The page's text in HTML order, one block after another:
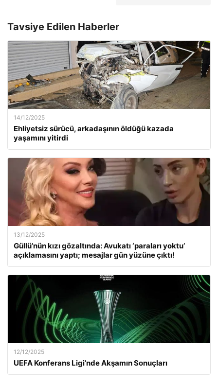
Tavsiye Edilen Haberler
14/12/2025
Ehliyetsiz sürücü, arkadaşının öldüğü kazada
yaşamını yitirdi
13/12/2025
Güllü’nün kızı gözaltında: Avukatı ‘paraları yoktu’
açıklamasını yaptı; mesajlar gün yüzüne çıktı!
12/12/2025
UEFA Konferans Ligi’nde Akşamın Sonuçları